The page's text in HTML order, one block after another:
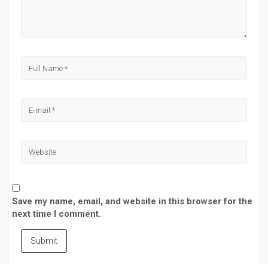
Save my name, email, and website in this browser for the
next time I comment.
Submit